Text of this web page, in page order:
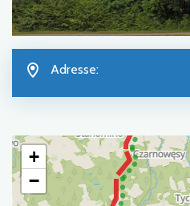
Adresse:
+
−